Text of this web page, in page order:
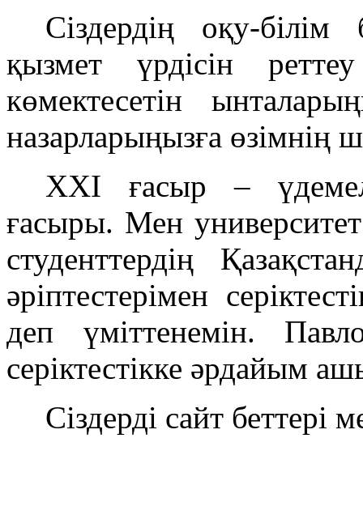
Сіздердің оқу-
қызмет үрдісін
көмектесетін
назарларыңызға өзімнің
XXI ғасыр –
ғасыры. Мен
студенттердің
әріптестерімен
деп үміттенемін.
серіктестікке әрдайым
Сіздерді сайт